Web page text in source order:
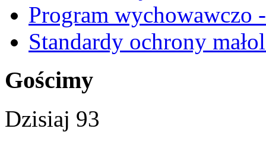
Program wychowawczo
Standardy ochrony
Gościmy
Dzisiaj 93